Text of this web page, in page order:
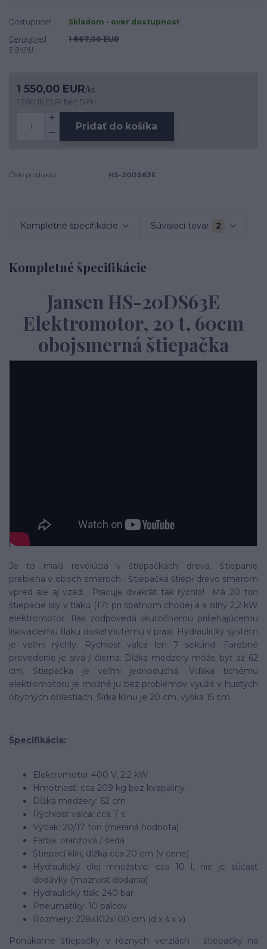
Dostupnosť
Skladom - over dostupnosť
Cena pred
zľavou
1 867,00 EUR
1 550,00 EUR/ks
1 260,16 EUR bez DPH
Pridať do košíka
Číslo produktu: HS-20DS63E
Kompletné špecifikácie Súvisiaci tovar 2
Kompletné špecifikácie
Jansen HS-20DS63E
Elektromotor, 20 t, 60cm
obojsmerná štiepačka
Je to malá revolúcia v štiepačkách dreva. Štiepanie
prebieha v oboch smeroch . Štiepačka štiepi drevo smerom
vpred ale aj vzad. Pracuje dvakrát tak rýchlo! Má 20 ton
štiepacie sily v tlaku (17t pri spatnom chode) a a silný 2,2 kW
elektromotor. Tlak zodpovedá skutočnému priliehajúcemu
lisovaciemu tlaku dosiahnutému v praxi. Hydraulický systém
je veľmi rýchly. Rýchlosť valca len 7 sekúnd. Farebné
prevedenie je sivá / čierna. Dĺžka medzery môže byť až 62
cm. Štiepačka je veľmi jednoduchá. Vďaka tichému
elektromotoru je možné ju bez problémov využiť v hustých
obytných oblastiach. Šírka klinu je 20 cm, výška 15 cm.
Špecifikácia:
Elektromotor 400 V, 2,2 kW
Hmotnosť: cca 209 kg bez kvapaliny
Dĺžka medzery: 62 cm
Rýchlosť valca: cca 7 s
Výtlak: 20/17 ton (meraná hodnota)
Farba: oranžová / šedá
Štiepací klin, dĺžka cca 20 cm (v cene)
Hydraulický olej množstvo: cca 10 l, nie je súčasť
dodávky (možnosť dodania)
Hydraulický tlak: 240 bar
Pneumatiky: 10 palcov
Rozmery: 228x102x100 cm (d x š x v)
Ponúkame štiepačky v rôznych verziách - štiepačky na